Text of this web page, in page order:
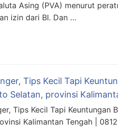
Asing (PVA) menurut
izin dari BI. Dan …
Tips Kecil Tapi
Selatan, provinsi
Tips Kecil Tapi Keuntungan
Kalimantan Tengah |